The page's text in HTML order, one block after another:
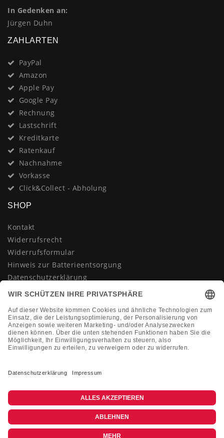
In Gedenken an:
Jürgen Duhn
ZAHLARTEN
PayPal
Amazon
Apple Pay
Google Pay
Rechnung
Lastschrift
Kreditkarte
Ratenkauf
Nachnahme
Vorkasse
Click&Collect - Abholung
SHOP
Kontakt
Widerrufsrecht
Widerrufsformular
Hinweis zur Batterieentsorgung
Datenschutzerklärung
AGB
Vertrag widerrufen
KONTAKT
+49 (0)2133 210433
shop@dienadel.de
Kieler Str. 18 - 41540 Dormagen
Kundenmeinungen